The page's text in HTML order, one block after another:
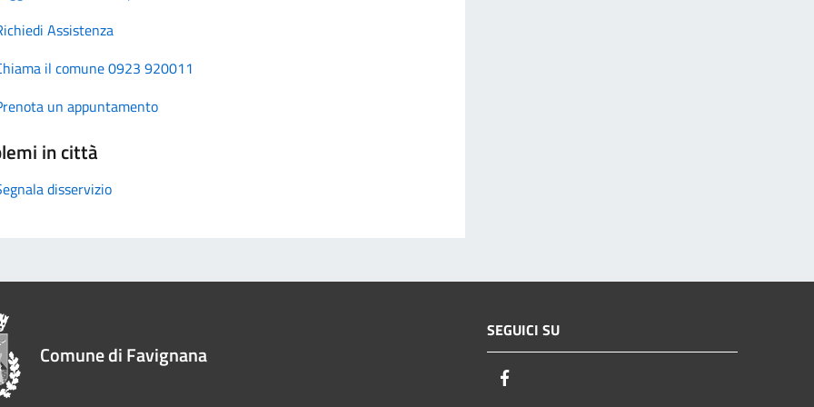
Assistenza
il comune 0923 920011
un appuntamento
in città
disservizio
Comune di Favignana
SEGUICI SU